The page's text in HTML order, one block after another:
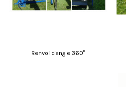
Renvoi d'angle 360°